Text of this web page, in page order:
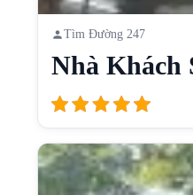
Tìm Đường 247
Nhà Khách